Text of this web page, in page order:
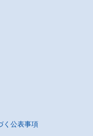
く公表事項